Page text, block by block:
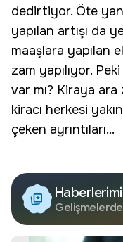
dedirtiyor. Öte
yapılan artışı da
maaşlara yapılan
zam yapılıyor.
var mı? Kiraya ara
kiracı herkesi
çeken ayrıntıları...
Google'da
Edin